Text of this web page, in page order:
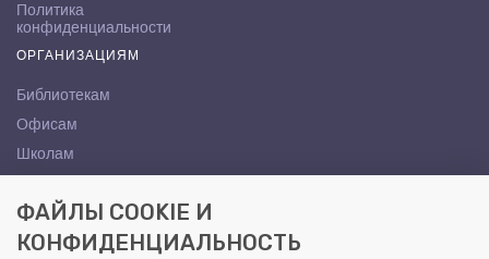
Политика
конфиденциальности
ОРГАНИЗАЦИЯМ
Библиотекам
Офисам
Школам
КОНТАКТЫ
Саратов, ул. Осипова, 10А
ФАЙЛЫ COOKIE И
КОНФИДЕНЦИАЛЬНОСТЬ